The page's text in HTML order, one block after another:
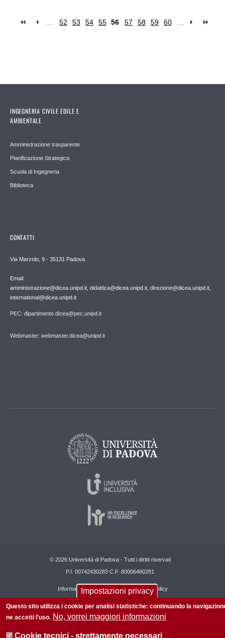
52 53 54 55 56 57 58 59 60
INGEGNERIA CIVILE EDILE E
AMBIENTALE
Amministrazione trasparente
Pianificazione Strategica
Scuola di Ingegneria
Biblioteca
CONTATTI
Via Marzolo, 9 - 35131 Padova
Email:
amministrazione@dicea.unipd.it, didattica@dicea.unipd.it, direzione@dicea.unipd.it,
international@dicea.unipd.it
PEC: dipartimento.dicea@pec.unipd.it
Webmaster: webmaster.dicea@unipd.it
© 2026 Università di Padova - Tutti i diritti riservati
P.I. 00742430283 C.F. 80006480281
Informazioni su questo sito Privacy policy
Impostazioni privacy
Questo sito utilizza i cookie per analisi statistiche: continuando la
ne accetti l'uso. No, vorrei maggiori informazioni
Cookie tecnici - strettamente necessari